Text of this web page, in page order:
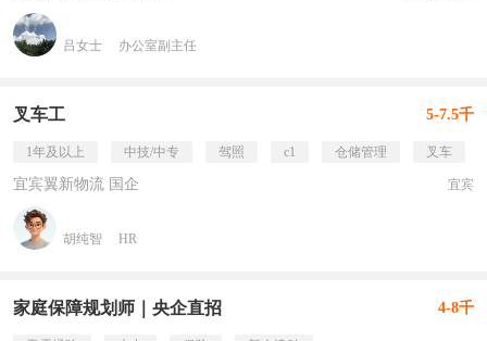
吕女士 办公室副主任
叉车工 5-7.5千
1年及以上 中技/中专 驾照 c1 仓储管理 叉车
宜宾翼新物流 国企 宜宾
胡纯智 HR
家庭保障规划师｜央企直招 4-8千